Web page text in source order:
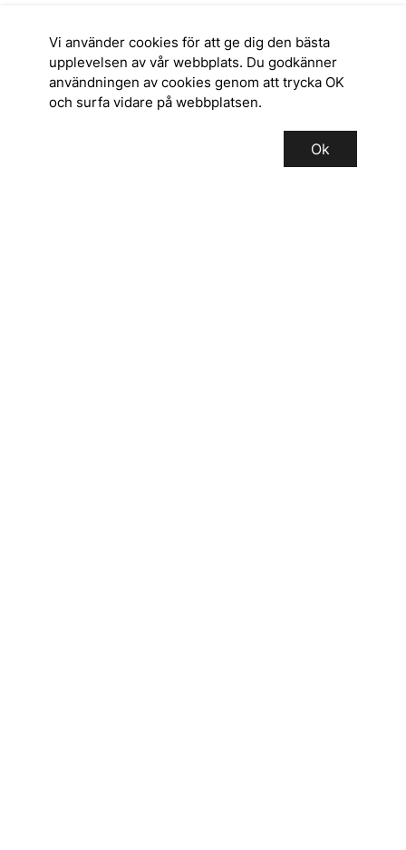
Vi använder cookies för att ge dig den bästa
upplevelsen av vår webbplats. Du godkänner
användningen av cookies genom att trycka OK
och surfa vidare på webbplatsen.
Ok